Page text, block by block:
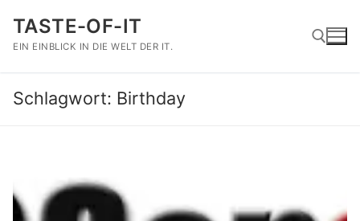
Inhalt
springen
TASTE-OF-IT
EIN EINBLICK IN DIE WELT DER IT.
Suchen nach:
Schlagwort: Birthday